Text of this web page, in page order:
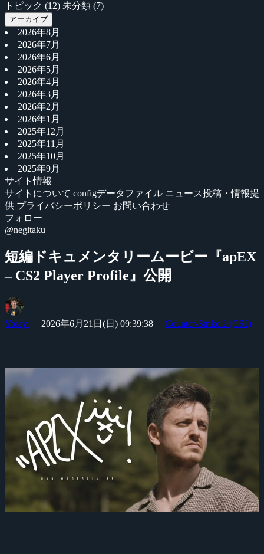
トピック (12) 未分類 (7)
アーカイブ
2026年8月
2026年7月
2026年6月
2026年5月
2026年4月
2026年3月
2026年2月
2026年1月
2025年12月
2025年11月
2025年10月
2025年9月
サイト情報
サイトについて configデータファイル ニュース投稿・情報提
供 プライバシーポリシー お問い合わせ
フォロー
@negitaku
短編ドキュメンタリームービー『apEX
– CS2 Player Profile』公開
Yossy 2026年6月21日(日) 09:39:38 Counter-Strike 2 (CS2)